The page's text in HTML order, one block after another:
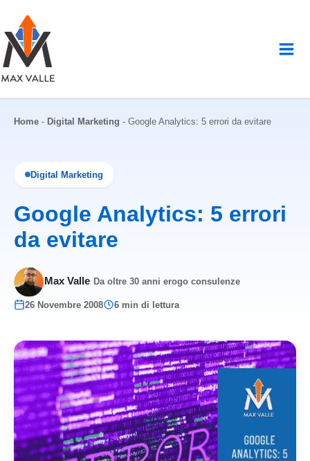
contenuto
Home - Digital Marketing - Google Analytics: 5 errori da evitare
Digital Marketing
Google Analytics: 5 errori
da evitare
Max Valle· Da oltre 30 anni erogo consulenze
26 Novembre 2008 6 min di lettura